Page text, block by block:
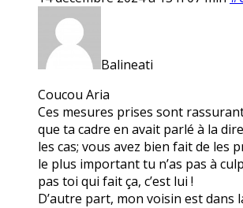
Balineati
Coucou Aria
Ces mesures prises sont
que ta cadre en avait parlé à la
les cas; vous avez bien fait de les
le plus important tu n’as pas à
pas toi qui fait ça, c’est lui !
D’autre part, mon voisin est dans